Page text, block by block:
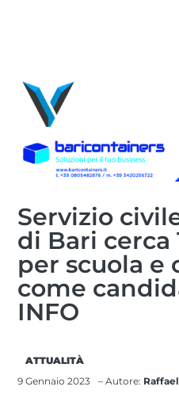
Servizio
di Bari cerca
per scuola e
come
INFO
ATTUALITÀ
9 Gennaio 2023
– Autore: